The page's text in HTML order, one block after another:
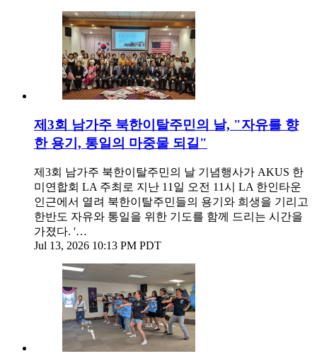
제3회 남가주 북한이탈주민의 날, "자유를 향
한 용기, 통일의 마중물 되길"
제3회 남가주 북한이탈주민의 날 기념행사가 AKUS 한
미연합회 LA 주최로 지난 11일 오전 11시 LA 한인타운
인근에서 열려 북한이탈주민들의 용기와 희생을 기리고
한반도 자유와 통일을 위한 기도를 함께 드리는 시간을
가졌다. '…
Jul 13, 2026 10:13 PM PDT